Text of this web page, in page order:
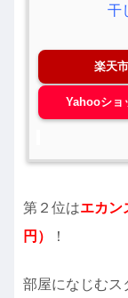
干
楽天
Yahooショ
第２位はエカン
円）
！
部屋になじむス